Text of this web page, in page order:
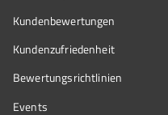
Kundenbewertungen
Kundenzufriedenheit
Bewertungs­richtlinien
Events